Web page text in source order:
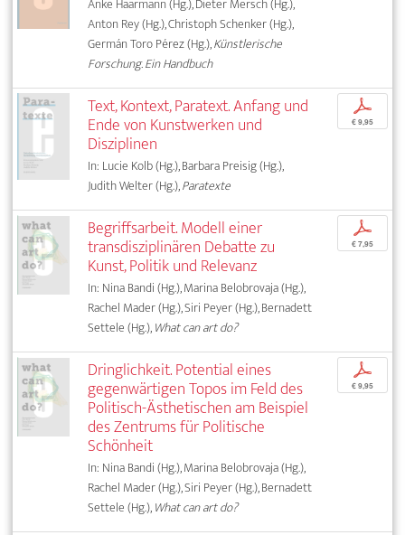
Anke Haarmann (Hg.), Dieter Mersch (Hg.),
Anton Rey (Hg.), Christoph Schenker (Hg.),
Germán Toro Pérez (Hg.),Künstlerische
Forschung. Ein Handbuch
Text, Kontext, Paratext. Anfang und
Ende von Kunstwerken und
Disziplinen
In: Lucie Kolb (Hg.), Barbara Preisig (Hg.),
Judith Welter (Hg.),Paratexte
p
€ 9,95
Begriffsarbeit. Modell einer
transdisziplinären Debatte zu
Kunst, Politik und Relevanz
In: Nina Bandi (Hg.), Marina Belobrovaja (Hg.),
Rachel Mader (Hg.), Siri Peyer (Hg.), Bernadett
Settele (Hg.),What can art do?
p
€ 7,95
Dringlichkeit. Potential eines
gegenwärtigen Topos im Feld des
Politisch-Ästhetischen am Beispiel
des Zentrums für Politische
Schönheit
In: Nina Bandi (Hg.), Marina Belobrovaja (Hg.),
Rachel Mader (Hg.), Siri Peyer (Hg.), Bernadett
Settele (Hg.),What can art do?
p
€ 9,95